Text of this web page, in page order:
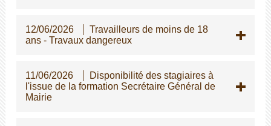
12/06/2026
Travailleurs de moins de 18
ans - Travaux dangereux
11/06/2026
Disponibilité des stagiaires à
l'issue de la formation Secrétaire Général de
Mairie